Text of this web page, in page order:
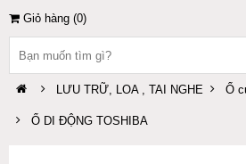
Giỏ hàng (0)
LƯU TRỮ, LOA , TAI NGHE Ổ
Ổ DI ĐỘNG TOSHIBA